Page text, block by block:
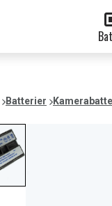
Batterier